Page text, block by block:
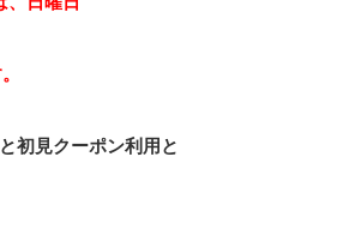
初見クーポン利用と